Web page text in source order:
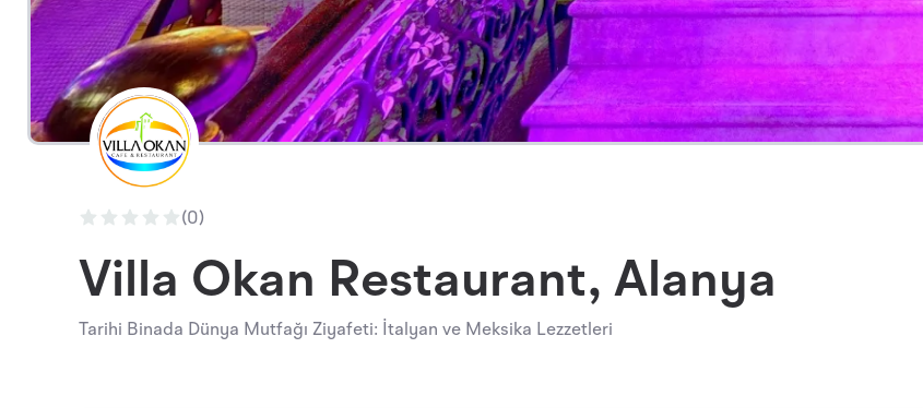
(0)
Villa Okan Restaurant, Alanya
Tarihi Binada Dünya Mutfağı Ziyafeti: İtalyan ve Meksika Lezzetleri